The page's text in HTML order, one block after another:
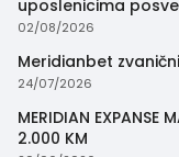
uposlenicima
trenutak
02/08/2026
Meridianbet
24/07/2026
MERIDIAN
2.000 KM